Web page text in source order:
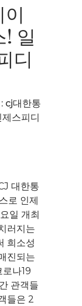
일
디
cj대한통
제스피디
대한통
로 인제
일 개최
러지는
희소성
진되는
나19
관객들
들은 2